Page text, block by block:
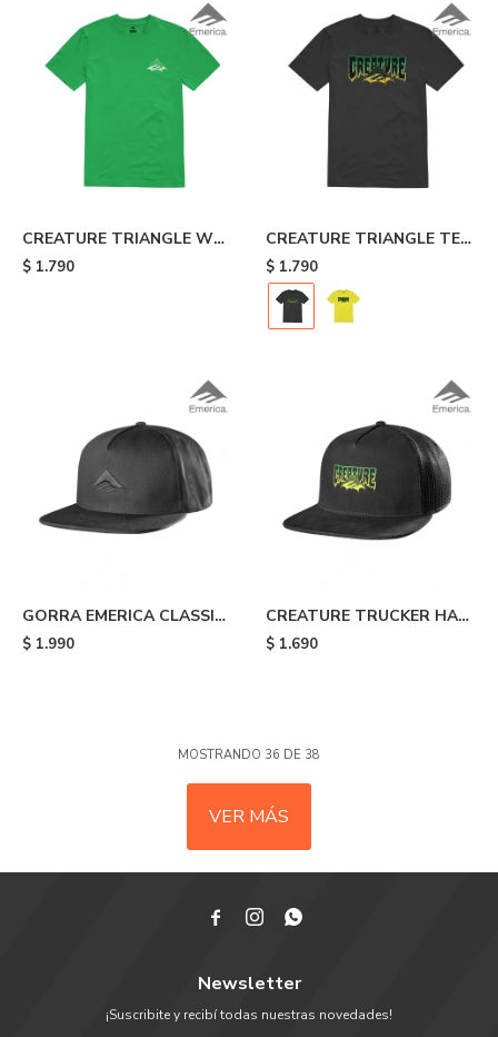
CREATURE TRIANGLE WEB
TEE - Green
$ 1.790
CREATURE TRIANGLE TEE
- Black
$ 1.790
GORRA EMERICA CLASSIC
SNAPBACK - Black
$ 1.990
CREATURE TRUCKER HAT
- Black
$ 1.690
MOSTRANDO 36 DE 38
VER MÁS
  
Newsletter
¡Suscribite y recibí todas nuestras novedades!